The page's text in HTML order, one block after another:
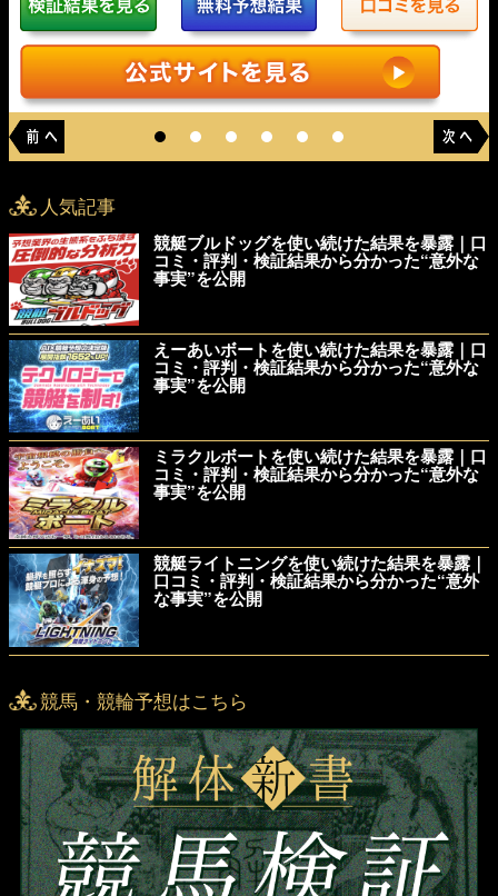
人気記事
競艇ブルドッグを使い続けた結果を暴露｜口
コミ・評判・検証結果から分かった“意外な
事実”を公開
えーあいボートを使い続けた結果を暴露｜口
コミ・評判・検証結果から分かった“意外な
事実”を公開
ミラクルボートを使い続けた結果を暴露｜口
コミ・評判・検証結果から分かった“意外な
事実”を公開
競艇ライトニングを使い続けた結果を暴露｜
口コミ・評判・検証結果から分かった“意外
な事実”を公開
競馬・競輪予想はこちら